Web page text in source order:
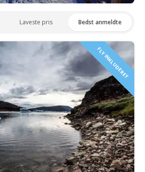
Laveste pris Bedst anmeldte
FLY INKLUDERET